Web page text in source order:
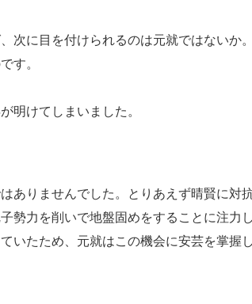
に目を付けられるのは元就ではないか。
す。
明けてしまいました。
ありませんでした。とりあえず晴賢に対
勢力を削いで地盤固めをすることに注力し
いたため、元就はこの機会に安芸を掌握し